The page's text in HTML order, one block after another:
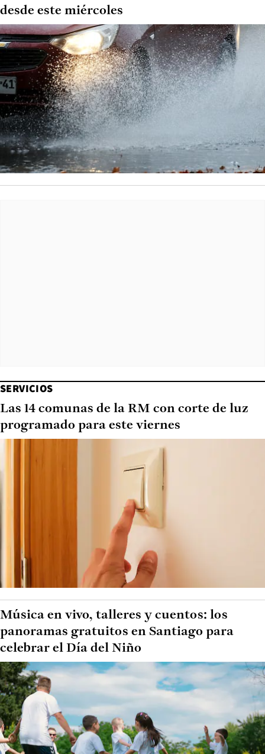
desde este miércoles
SERVICIOS
Las 14 comunas de la RM con corte de luz
programado para este viernes
Música en vivo, talleres y cuentos: los
panoramas gratuitos en Santiago para
celebrar el Día del Niño